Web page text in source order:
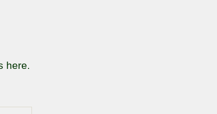
here.